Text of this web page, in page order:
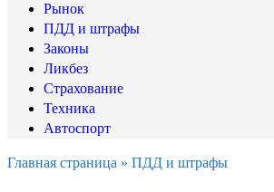
Рынок
ПДД и штрафы
Законы
Ликбез
Страхование
Техника
Автоспорт
Главная страница » ПДД и штрафы